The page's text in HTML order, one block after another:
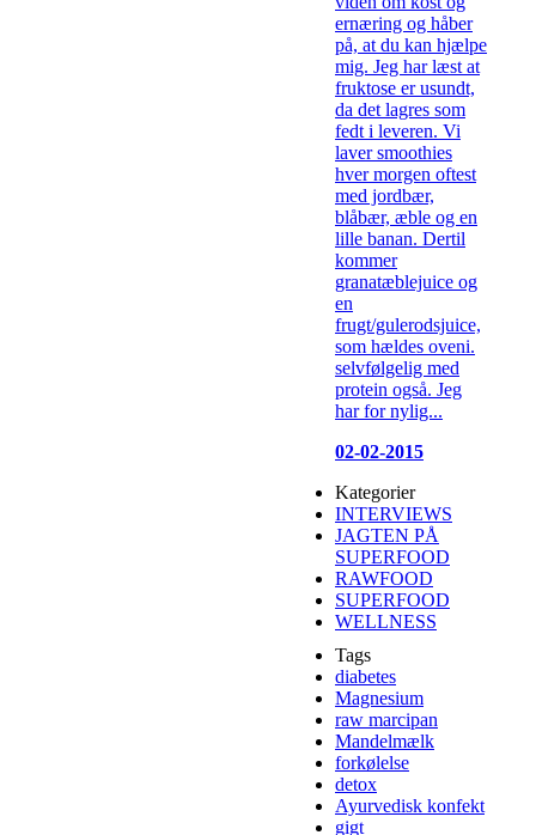
ernæring og håber
på, at du kan hjælpe
mig. Jeg har læst at
fruktose er usundt,
da det lagres som
fedt i leveren. Vi
laver smoothies
hver morgen oftest
med jordbær,
blåbær, æble og en
lille banan. Dertil
kommer
granatæblejuice og
en
frugt/gulerodsjuice,
som hældes oveni.
selvfølgelig med
protein også. Jeg
har for nylig...
02-02-2015
Kategorier
INTERVIEWS
JAGTEN PÅ
SUPERFOOD
RAWFOOD
SUPERFOOD
WELLNESS
Tags
diabetes
Magnesium
raw marcipan
Mandelmælk
forkølelse
detox
Ayurvedisk konfekt
gigt